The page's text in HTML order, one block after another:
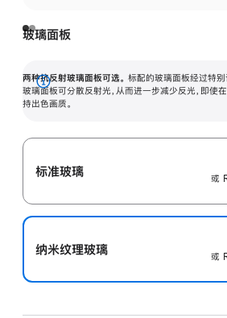
玻璃面板
两种抗反射玻璃面板可选。 标配的玻璃面板经过特别
玻璃面板可分散反射光，从而进一步减少反光，即使
持出色画质。
展
开
标准玻璃
或
纳米纹理玻璃
或